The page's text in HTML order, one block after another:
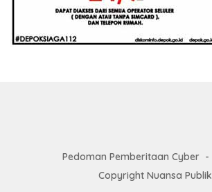
Pedoman Pemberitaan Cyber
Copyright Nuansa Publik